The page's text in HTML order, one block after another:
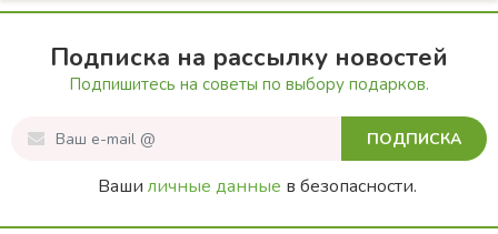
Подписка на рассылку новостей
Подпишитесь на советы по выбору подарков.
ПОДПИСКА
Ваши личные данные в безопасности.